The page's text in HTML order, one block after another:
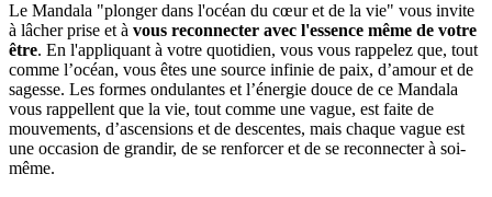
Le Mandala "plonger dans l'océan du cœur et de la vie" vous invite
à lâcher prise et à vous reconnecter avec l'essence même de votre
être. En l'appliquant à votre quotidien, vous vous rappelez que, tout
comme l’océan, vous êtes une source infinie de paix, d’amour et de
sagesse. Les formes ondulantes et l’énergie douce de ce Mandala
vous rappellent que la vie, tout comme une vague, est faite de
mouvements, d’ascensions et de descentes, mais chaque vague est
une occasion de grandir, de se renforcer et de se reconnecter à soi-
même.